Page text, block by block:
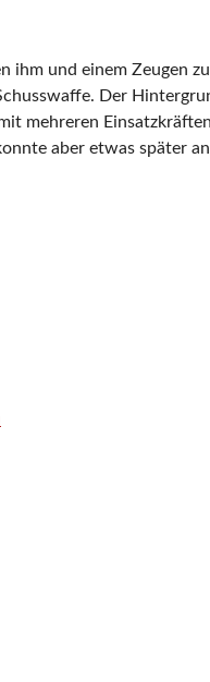
und einem Zeugen
Der
mehreren
aber etwas später